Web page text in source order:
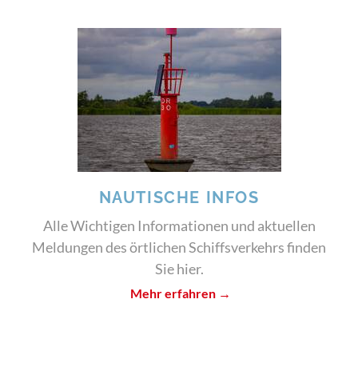
NAUTISCHE INFOS
Alle Wichtigen Informationen und aktuellen
Meldungen des örtlichen Schiffsverkehrs finden
Sie hier.
Mehr erfahren →